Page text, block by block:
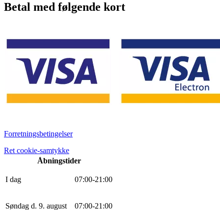
Betal med følgende kort
Forretningsbetingelser
Ret cookie-samtykke
Åbningstider
I dag 07:00-21 :00
Søndag d. 9. august 07:00-21 :00